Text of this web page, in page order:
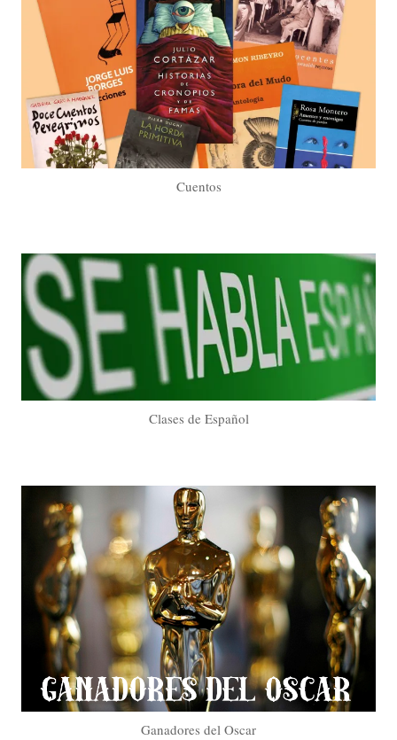
Cuentos
Clases de Español
Ganadores del Oscar